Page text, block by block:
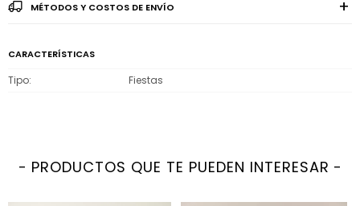
MÉTODOS Y COSTOS DE ENVÍO
CARACTERÍSTICAS
Tipo Fiestas
PRODUCTOS QUE TE PUEDEN INTERESAR